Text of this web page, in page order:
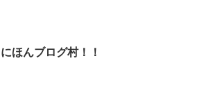
にほんブログ村！！